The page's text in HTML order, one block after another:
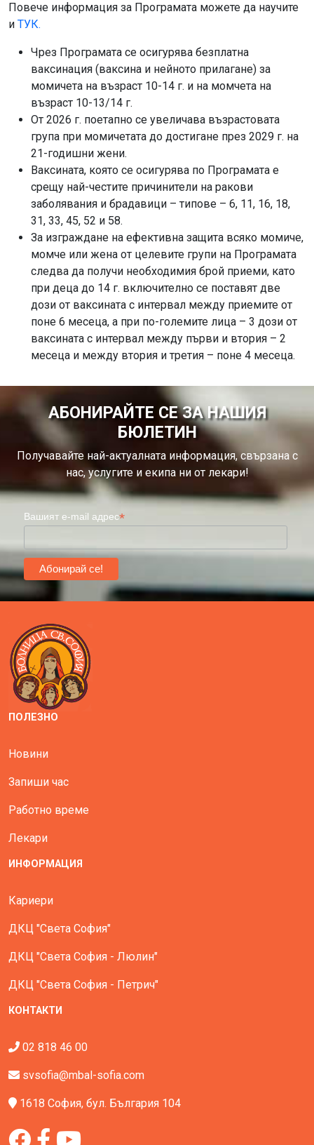
Повече информация за Програмата можете да научите
и ТУК.
Чрез Програмата се осигурява безплатна
ваксинация (ваксина и нейното прилагане) за
момичета на възраст 10-14 г. и на момчета на
възраст 10-13/14 г.
От 2026 г. поетапно се увеличава възрастовата
група при момичетата до достигане през 2029 г. на
21-годишни жени.
Ваксината, която се осигурява по Програмата е
срещу най-честите причинители на ракови
заболявания и брадавици – типове – 6, 11, 16, 18,
31, 33, 45, 52 и 58.
За изграждане на ефективна защита всяко момиче,
момче или жена от целевите групи на Програмата
следва да получи необходимия брой приеми, като
при деца до 14 г. включително се поставят две
дози от ваксината с интервал между приемите от
поне 6 месеца, а при по-големите лица – 3 дози от
ваксината с интервал между първи и втория – 2
месеца и между втория и третия – поне 4 месеца.
АБОНИРАЙТЕ СЕ ЗА НАШИЯ
БЮЛЕТИН
Получавайте най-актуалната информация, свързана с
нас, услугите и екипа ни от лекари!
Вашият e-mail адрес*
ПОЛЕЗНО
Новини
Запиши час
Работно време
Лекари
ИНФОРМАЦИЯ
Кариери
ДКЦ "Света София"
ДКЦ "Света София - Люлин"
ДКЦ "Света София - Петрич"
КОНТАКТИ
02 818 46 00
svsofia@mbal-sofia.com
1618 София, бул. България 104